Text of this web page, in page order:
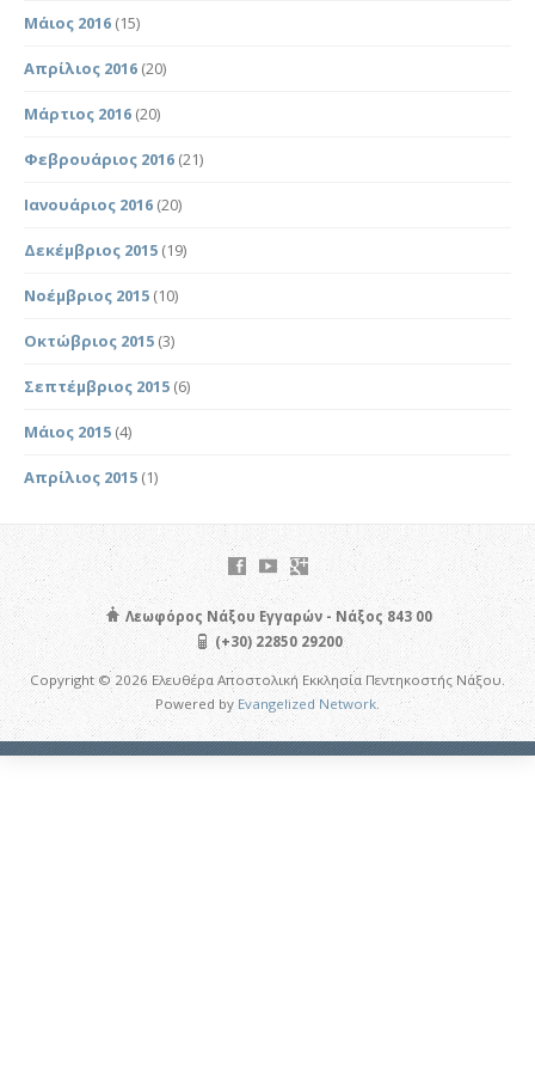
Μάιος 2016 (15)
Απρίλιος 2016 (20)
Μάρτιος 2016 (20)
Φεβρουάριος 2016 (21)
Ιανουάριος 2016 (20)
Δεκέμβριος 2015 (19)
Νοέμβριος 2015 (10)
Οκτώβριος 2015 (3)
Σεπτέμβριος 2015 (6)
Μάιος 2015 (4)
Απρίλιος 2015 (1)
Λεωφόρος Νάξου Εγγαρών - Νάξος 843 00
(+30) 22850 29200
Copyright © 2026 Ελευθέρα Αποστολική Εκκλησία Πεντηκοστής Νάξου.
Powered byEvangelized Network.